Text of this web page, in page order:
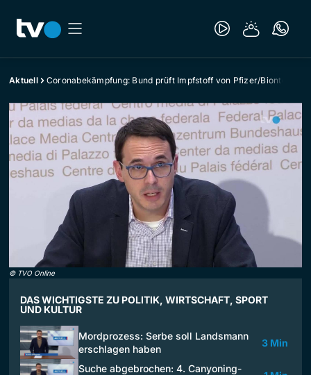
Aktuell Coronabekämpfung: Bund prüft Impfstoff von Pfizer/Biontech
© TVO Online
DAS WICHTIGSTE ZU POLITIK, WIRTSCHAFT, SPORT
UND KULTUR
Mordprozess: Serbe soll Landsmann
erschlagen haben
3 Min
Suche abgebrochen: 4. Canyoning-